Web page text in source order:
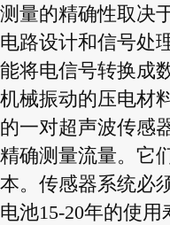
测量的精确性取决
电路设计和信号处
能将电信号转换成
机械振动的压电材
的一对超声波传感
精确测量流量。它
本。传感器系统必
电池15-20年的使用